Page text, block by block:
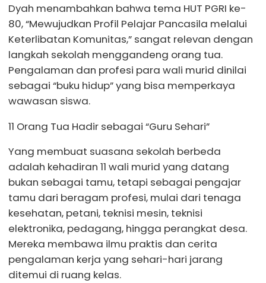
Dyah menambahkan bahwa tema HUT PGRI ke-
80, “Mewujudkan Profil Pelajar Pancasila melalui
Keterlibatan Komunitas,” sangat relevan dengan
langkah sekolah menggandeng orang tua.
Pengalaman dan profesi para wali murid dinilai
sebagai “buku hidup” yang bisa memperkaya
wawasan siswa.
11 Orang Tua Hadir sebagai “Guru Sehari”
Yang membuat suasana sekolah berbeda
adalah kehadiran 11 wali murid yang datang
bukan sebagai tamu, tetapi sebagai pengajar
tamu dari beragam profesi, mulai dari tenaga
kesehatan, petani, teknisi mesin, teknisi
elektronika, pedagang, hingga perangkat desa.
Mereka membawa ilmu praktis dan cerita
pengalaman kerja yang sehari-hari jarang
ditemui di ruang kelas.